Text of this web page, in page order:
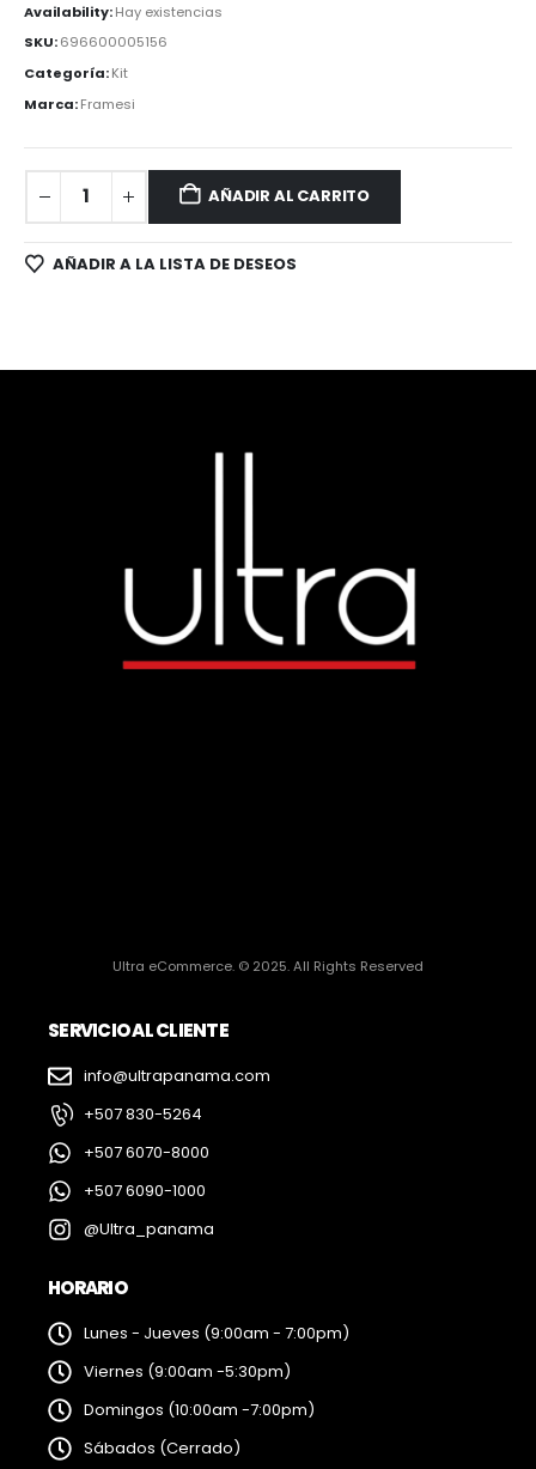
Availability:Hay existencias
SKU:696600005156
Categoría:Kit
Marca:Framesi
AÑADIR AL CARRITO
AÑADIR A LA LISTA DE DESEOS
Ultra eCommerce. © 2025. All Rights Reserved
SERVICIO AL CLIENTE
info@ultrapanama.com
+507 830-5264
+507 6070-8000
+507 6090-1000
@Ultra_panama
HORARIO
Lunes - Jueves (9:00am - 7:00pm)
Viernes (9:00am -5:30pm)
Domingos (10:00am -7:00pm)
Sábados (Cerrado)